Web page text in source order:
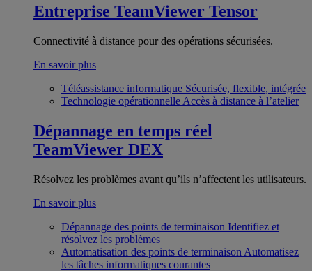
Entreprise TeamViewer Tensor
Connectivité à distance pour des opérations sécurisées.
En savoir plus
Téléassistance informatique Sécurisée, flexible, intégrée
Technologie opérationnelle Accès à distance à l’atelier
Dépannage en temps réel
TeamViewer DEX
Résolvez les problèmes avant qu’ils n’affectent les utilisateurs.
En savoir plus
Dépannage des points de terminaison Identifiez et
résolvez les problèmes
Automatisation des points de terminaison Automatisez
les tâches informatiques courantes